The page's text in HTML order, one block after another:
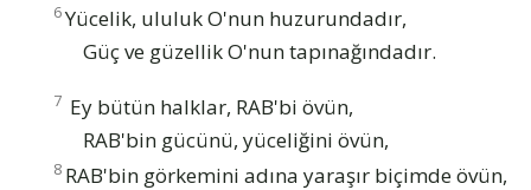
6Yücelik, ululuk O'nun huzurundadır,
Güç ve güzellik O'nun tapınağındadır.
7 Ey bütün halklar, RAB'bi övün,
RAB'bin gücünü, yüceliğini övün,
8 RAB'bin görkemini adına yaraşır biçimde övün,